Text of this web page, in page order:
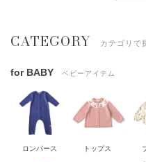
CATEGORY カテゴリで
for BABY ベビーアイテム
ロンパース トップス